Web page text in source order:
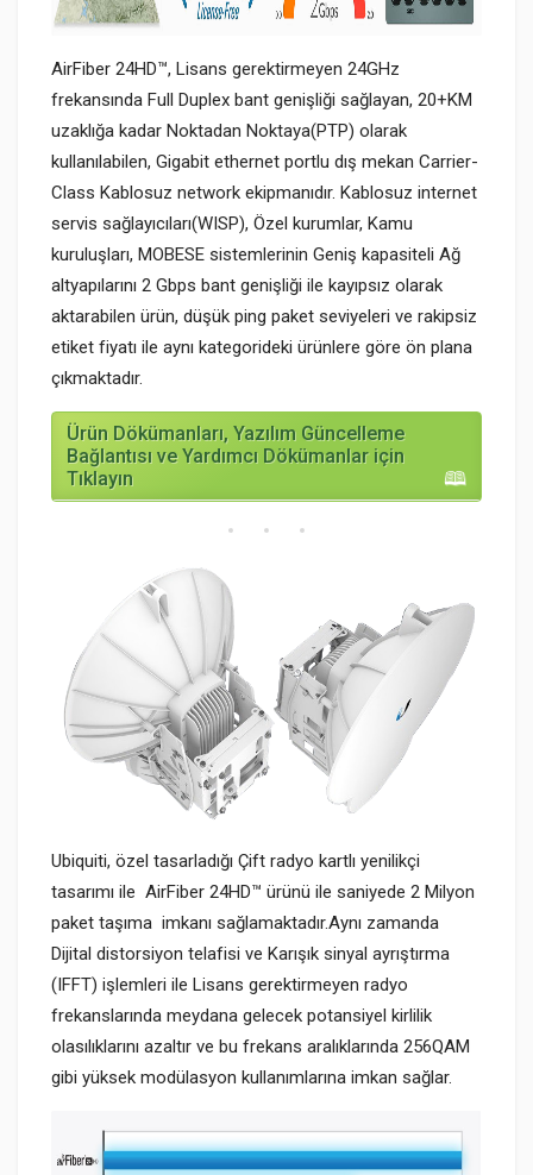
AirFiber 24HD™, Lisans gerektirmeyen 24GHz
frekansında Full Duplex bant genişliği sağlayan, 20+KM
uzaklığa kadar Noktadan Noktaya(PTP) olarak
kullanılabilen, Gigabit ethernet portlu dış mekan Carrier-
Class Kablosuz network ekipmanıdır. Kablosuz internet
servis sağlayıcıları(WISP), Özel kurumlar, Kamu
kuruluşları, MOBESE sistemlerinin Geniş kapasiteli Ağ
altyapılarını 2 Gbps bant genişliği ile kayıpsız olarak
aktarabilen ürün, düşük ping paket seviyeleri ve rakipsiz
etiket fiyatı ile aynı kategorideki ürünlere göre ön plana
çıkmaktadır.
Ürün Dökümanları, Yazılım Güncelleme
Bağlantısı ve Yardımcı Dökümanlar için
Tıklayın
Ubiquiti, özel tasarladığı Çift radyo kartlı yenilikçi
tasarımı ile AirFiber 24HD™ ürünü ile saniyede 2 Milyon
paket taşıma imkanı sağlamaktadır.Aynı zamanda
Dijital distorsiyon telafisi ve Karışık sinyal ayrıştırma
(IFFT) işlemleri ile Lisans gerektirmeyen radyo
frekanslarında meydana gelecek potansiyel kirlilik
olasılıklarını azaltır ve bu frekans aralıklarında 256QAM
gibi yüksek modülasyon kullanımlarına imkan sağlar.